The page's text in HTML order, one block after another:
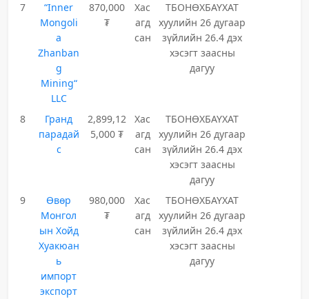
7
“Inner
Mongoli
a
Zhanban
g
Mining“
LLC
870,000
₮
Хас
агд
сан
ТБОНӨХБАҮХАТ
хуулийн 26 дугаар
зүйлийн 26.4 дэх
хэсэгт заасны
дагуу
8
Гранд
парадай
с
2,899,12
5,000 ₮
Хас
агд
сан
ТБОНӨХБАҮХАТ
хуулийн 26 дугаар
зүйлийн 26.4 дэх
хэсэгт заасны
дагуу
9
Өвөр
Монгол
ын Хойд
Хуакюан
ь
импорт
экспорт
980,000
₮
Хас
агд
сан
ТБОНӨХБАҮХАТ
хуулийн 26 дугаар
зүйлийн 26.4 дэх
хэсэгт заасны
дагуу